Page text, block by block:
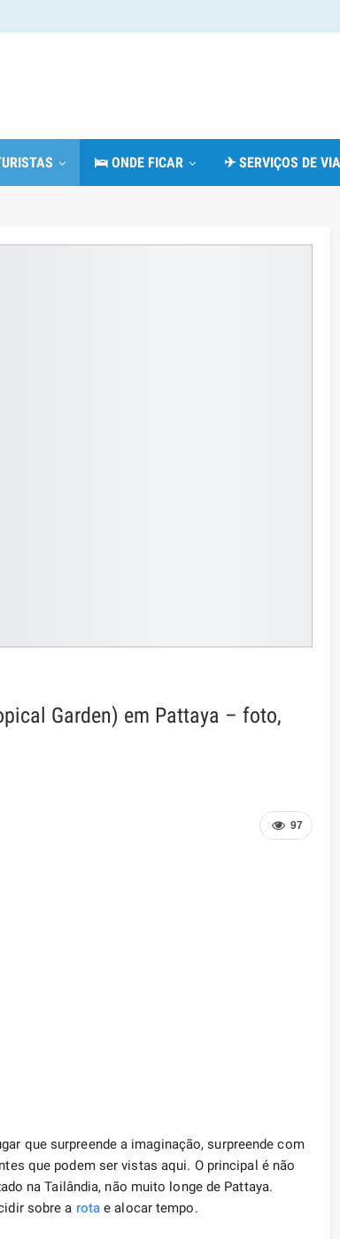
🛌 ONDE FICAR ✈ SERVIÇOS DE
Garden) em Pattaya – foto,
97
que surpreende a imaginação, surpreende com
que podem ser vistas aqui. O principal é não
na Tailândia, não muito longe de Pattaya.
sobre a rota e alocar tempo.